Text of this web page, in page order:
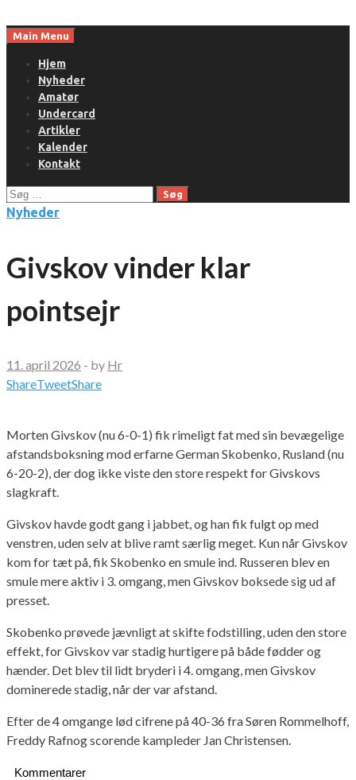
toMain Menu
Hjem
Nyheder
Amatør
Undercard
Artikler
Kalender
Kontakt
Søg
efter:
Nyheder
Givskov vinder klar
pointsejr
11. april 2026 - by Hr
ShareTweetShare
Morten Givskov (nu 6-0-1) fik rimeligt fat med sin bevægelige
afstandsboksning mod erfarne German Skobenko, Rusland (nu
6-20-2), der dog ikke viste den store respekt for Givskovs
slagkraft.
Givskov havde godt gang i jabbet, og han fik fulgt op med
venstren, uden selv at blive ramt særlig meget. Kun når Givskov
kom for tæt på, fik Skobenko en smule ind. Russeren blev en
smule mere aktiv i 3. omgang, men Givskov boksede sig ud af
presset.
Skobenko prøvede jævnligt at skifte fodstilling, uden den store
effekt, for Givskov var stadig hurtigere på både fødder og
hænder. Det blev til lidt bryderi i 4. omgang, men Givskov
dominerede stadig, når der var afstand.
Efter de 4 omgange lød cifrene på 40-36 fra Søren Rommelhoff,
Freddy Rafnog scorende kampleder Jan Christensen.
Kommentarer